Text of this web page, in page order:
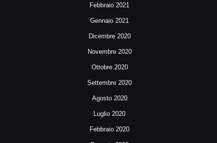
Febbraio 2021
Gennaio 2021
Dicembre 2020
Novembre 2020
Ottobre 2020
Settembre 2020
Agosto 2020
Luglio 2020
Febbraio 2020